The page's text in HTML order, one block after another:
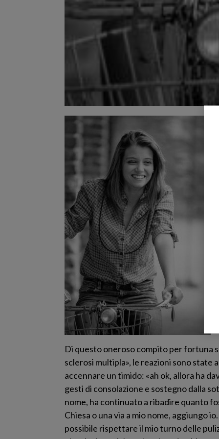
Di questo oneroso compito per fortuna
sclerosi multipla», le reazioni sono state
accennare un timido: «ah ok, allora ha
gesti di consolazione e sostegno dalla
nome, ha continuato a ribadire quanto
Chiesa o una via a mio nome, aggiungo
possibile rispettare il mio turno delle